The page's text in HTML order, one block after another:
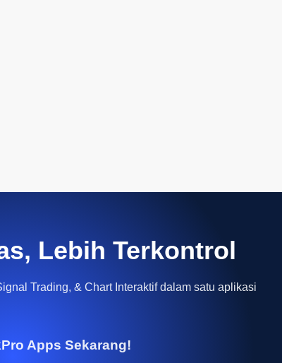
Lebih Terkontrol
Trading, & Chart Interaktif dalam satu aplikasi
Apps Sekarang!